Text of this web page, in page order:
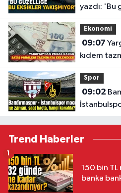
yazdı: 'Bu
yakışmıyor'
Ekonomi
09:07
kıdem
Spor
09:02
kanalda?
Trend Haberler
150 bin
banka
1